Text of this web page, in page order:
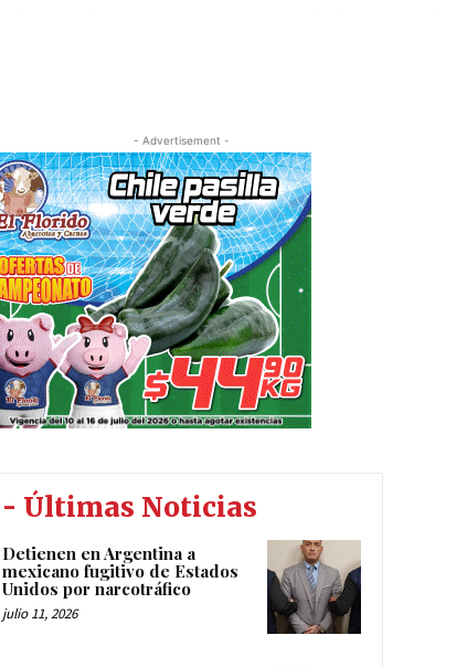
- Advertisement -
- Últimas Noticias
Detienen en Argentina a
mexicano fugitivo de Estados
Unidos por narcotráfico
julio 11, 2026